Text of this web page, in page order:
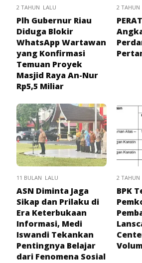
2 TAHUN LALU
Plh Gubernur Riau
Diduga Blokir
WhatsApp Wartawan
yang Konfirmasi
Temuan Proyek
Masjid Raya An-Nur
Rp5,5 Miliar
2 TAHUN
11 BULAN LALU
ASN Diminta Jaga
Sikap dan Prilaku di
Era Keterbukaan
Informasi, Medi
Iswandi Tekankan
Pentingnya Belajar
dari Fenomena Sosial
2 TAHUN
BPK